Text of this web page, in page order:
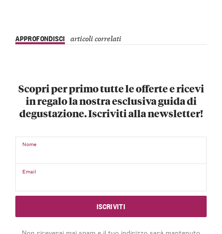
APPROFONDISCI articoli correlati
Scopri per primo tutte le offerte e ricevi
in regalo la nostra esclusiva guida di
degustazione. Iscriviti alla newsletter!
Nome
Email
Non riceverai mai spam e il tuo indirizzo sarà mantenuto